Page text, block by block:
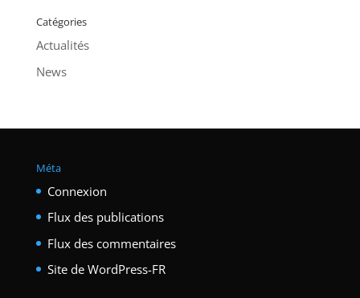
Catégories
Actualités
News
Méta
Connexion
Flux des publications
Flux des commentaires
Site de WordPress-FR